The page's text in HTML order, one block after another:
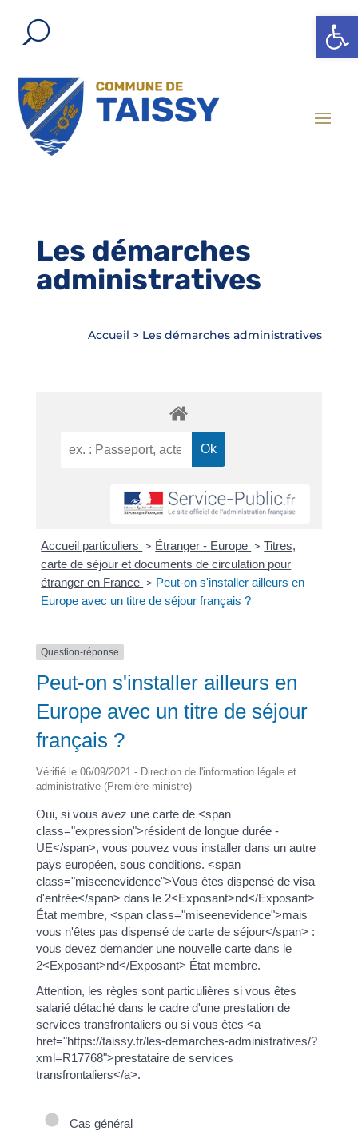
Ouvrir
Les démarches
administratives
Accueil > Les démarches administratives
Accueil particuliers > Étranger - Europe > Titres,
carte de séjour et documents de circulation pour
étranger en France > Peut-on s'installer ailleurs en
Europe avec un titre de séjour français ?
Question-réponse
Peut-on s'installer ailleurs en
Europe avec un titre de séjour
français ?
Vérifié le 06/09/2021 - Direction de l'information légale et
administrative (Première ministre)
Oui, si vous avez une carte de <span
class="expression">résident de longue durée -
UE</span>, vous pouvez vous installer dans un autre
pays européen, sous conditions. <span
class="miseenevidence">Vous êtes dispensé de visa
d'entrée</span> dans le 2<Exposant>nd</Exposant>
État membre, <span class="miseenevidence">mais
vous n'êtes pas dispensé de carte de séjour</span> :
vous devez demander une nouvelle carte dans le
2<Exposant>nd</Exposant> État membre.
Attention, les règles sont particulières si vous êtes
salarié détaché dans le cadre d'une prestation de
services transfrontaliers ou si vous êtes <a
href="https://taissy.fr/les-demarches-administratives/?
xml=R17768">prestataire de services
transfrontaliers</a>.
Cas général